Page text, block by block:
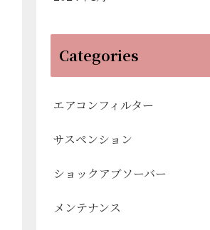
Categories
エアコンフィルター
サスペンション
ショックアブソーバー
メンテナンス